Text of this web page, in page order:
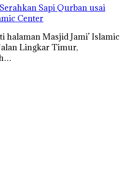
Sapi Qurban usai
Center
halaman Masjid Jami’ Islamic
Lingkar Timur,